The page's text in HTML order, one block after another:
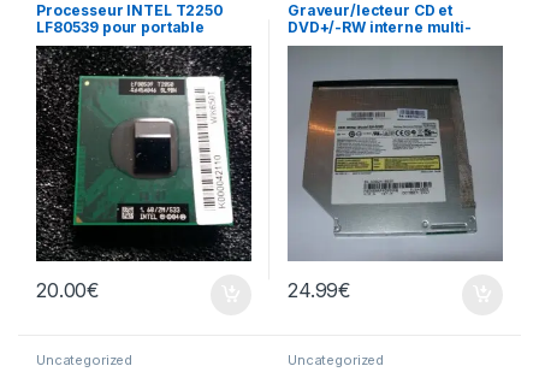
Processeur INTEL T2250
LF80539 pour portable
20.00€
Graveur/lecteur CD et
DVD+/-RW interne multi-
recorder portable SN-S082
24.99€
Uncategorized Uncategorized